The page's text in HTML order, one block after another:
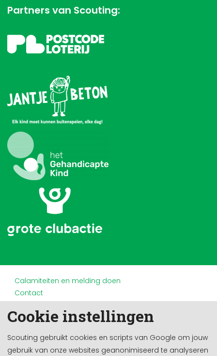
Cookie instellingen
Scouting gebruikt cookies en scripts van Google om jouw
gebruik van onze websites geanonimiseerd te analyseren
Partners van Scouting:
Calamiteiten en melding doen
Contact
Doneren en nalaten
Privacy
Werken bij